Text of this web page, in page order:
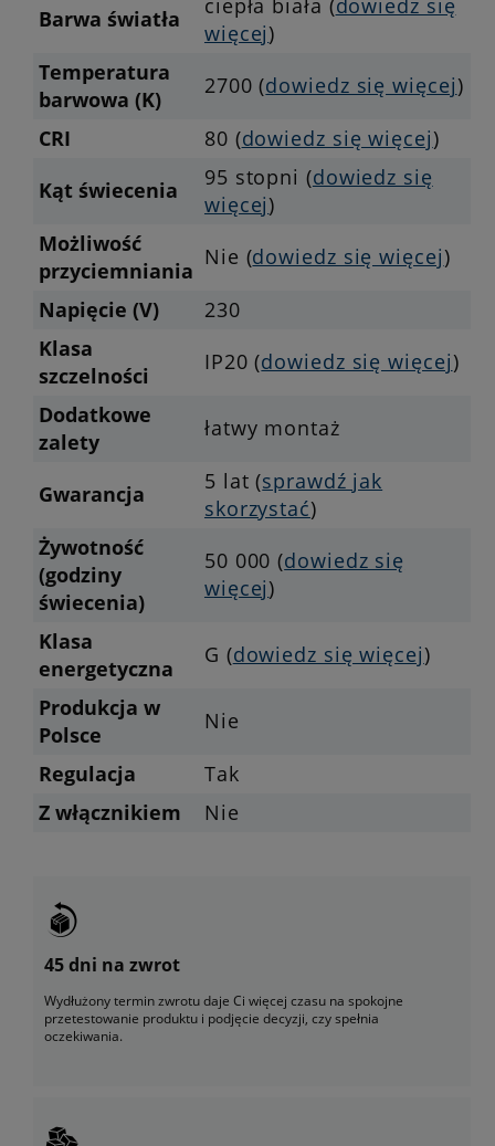
Barwa światła ciepła biała (dowiedz się
więcej)
Temperatura
barwowa (K)
2700 (dowiedz się więcej)
CRI
80 (dowiedz się więcej)
Kąt świecenia
95 stopni (dowiedz się
więcej)
Możliwość
przyciemniania
Nie (dowiedz się więcej)
Napięcie (V)
230
Klasa
szczelności
IP20 (dowiedz się więcej)
Dodatkowe
zalety
łatwy montaż
Gwarancja 5 lat (sprawdź jak
skorzystać)
Żywotność
(godziny
świecenia)
50 000 (dowiedz się
więcej)
Klasa
energetyczna
G (dowiedz się więcej)
Produkcja w
Polsce
Nie
Regulacja
Tak
Z włącznikiem
Nie
45 dni na zwrot
Wydłużony termin zwrotu daje Ci więcej czasu na spokojne
przetestowanie produktu i podjęcie decyzji, czy spełnia
oczekiwania.